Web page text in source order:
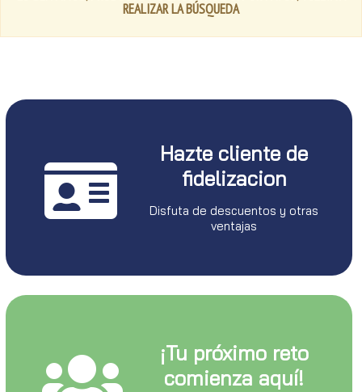
REALIZAR LA BÚSQUEDA
Hazte cliente de
fidelizacion
Disfuta de descuentos y otras
ventajas
¡Tu próximo reto
comienza aquí!